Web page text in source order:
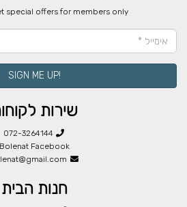
special offers for members only
!SIGN ME UP
שירות
072-3264144
Bolenat Facebook
חנות הבית